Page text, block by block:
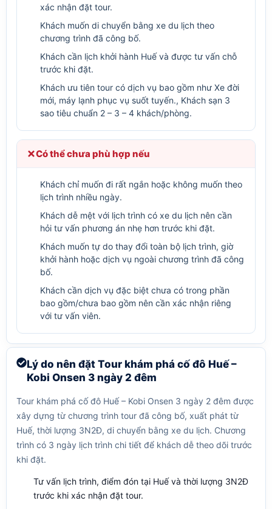
xác nhận đặt tour.
Khách muốn di chuyển bằng xe du lịch theo
chương trình đã công bố.
Khách cần lịch khởi hành Huế và được tư vấn chỗ
trước khi đặt.
Khách ưu tiên tour có dịch vụ bao gồm như Xe đời
mới, máy lạnh phục vụ suốt tuyến., Khách sạn 3
sao tiêu chuẩn 2 – 3 – 4 khách/phòng.
Có thể chưa phù hợp nếu
Khách chỉ muốn đi rất ngắn hoặc không muốn theo
lịch trình nhiều ngày.
Khách dễ mệt với lịch trình có xe du lịch nên cần
hỏi tư vấn phương án nhẹ hơn trước khi đặt.
Khách muốn tự do thay đổi toàn bộ lịch trình, giờ
khởi hành hoặc dịch vụ ngoài chương trình đã công
bố.
Khách cần dịch vụ đặc biệt chưa có trong phần
bao gồm/chưa bao gồm nên cần xác nhận riêng
với tư vấn viên.
Lý do nên đặt Tour khám phá cố đô Huế –
Kobi Onsen 3 ngày 2 đêm
Tour khám phá cố đô Huế – Kobi Onsen 3 ngày 2 đêm được
xây dựng từ chương trình tour đã công bố, xuất phát từ
Huế, thời lượng 3N2Đ, di chuyển bằng xe du lịch. Chương
trình có 3 ngày lịch trình chi tiết để khách dễ theo dõi trước
khi đặt.
Tư vấn lịch trình, điểm đón tại Huế và thời lượng 3N2Đ
trước khi xác nhận đặt tour.